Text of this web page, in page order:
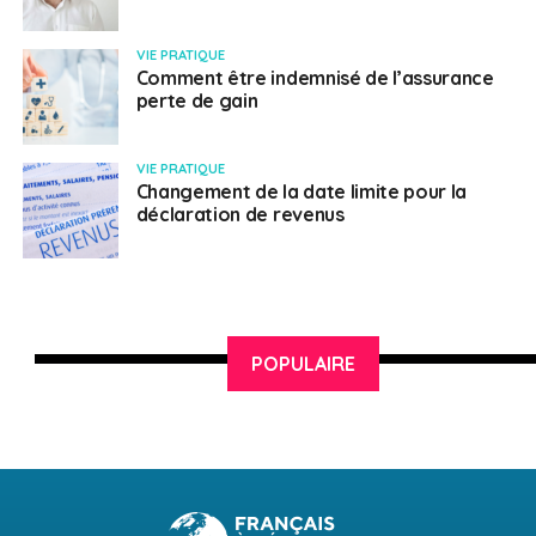
VIE PRATIQUE
Comment être indemnisé de l’assurance
perte de gain
VIE PRATIQUE
Changement de la date limite pour la
déclaration de revenus
POPULAIRE